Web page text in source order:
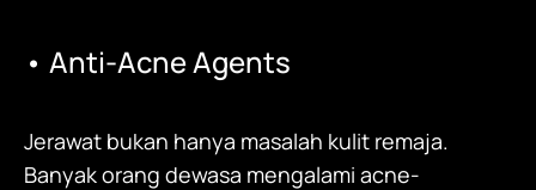
• Anti-Acne Agents
Jerawat bukan hanya masalah kulit remaja.
Banyak orang dewasa mengalami acne-